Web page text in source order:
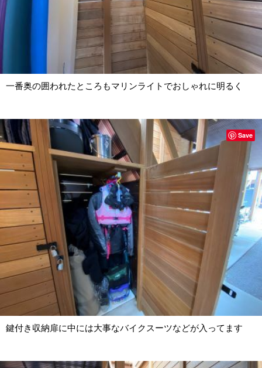
一番奥の囲われたところもマリンライトでおしゃれに明るく
鍵付き収納扉に中には大事なバイクスーツなどが入ってます
Save